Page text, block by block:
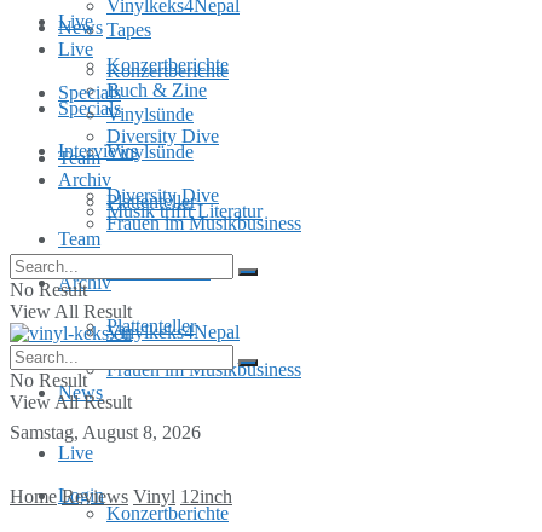
Live
Konzertberichte
Specials
Vinylsünde
Diversity Dive
Team
Archiv
Plattenteller
Frauen im Musikbusiness
Samstag, August 8, 2026
Login
Tapes
Buch & Zine
Interviews
Musik trifft Literatur
Vinylkeks4Nepal
News
Live
Konzertberichte
Vinylkeks4Nepal
News
Live
Konzertberichte
Specials
Vinylsünde
Diversity Dive
Team
Archiv
Plattenteller
Frauen im Musikbusiness
No Result
View All Result
No Result
View All Result
Home Reviews Vinyl 12inch